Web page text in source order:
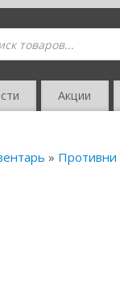
Акции
» Противни